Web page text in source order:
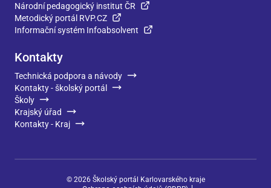
Národní pedagogický institut ČR
Metodický portál RVP.CZ
Informační systém Infoabsolvent
Kontakty
Technická podpora a návody
Kontakty - školský portál
Školy
Krajský úřad
Kontakty - Kraj
© 2026 Školský portál Karlovarského kraje